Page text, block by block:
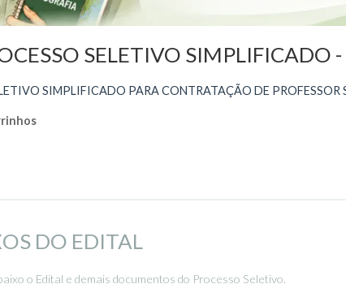
SELETIVO SIMPLIFICADO
SIMPLIFICADO PARA CONTRATAÇÃO DE
DO EDITAL
o Edital e demais documentos do Processo Seletivo.